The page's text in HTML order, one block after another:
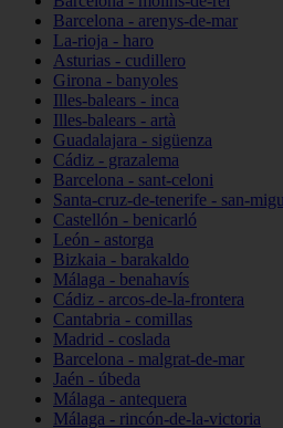
Barcelona - arenys-de-mar
La-rioja - haro
Asturias - cudillero
Girona - banyoles
Illes-balears - inca
Illes-balears - artà
Guadalajara - sigüenza
Cádiz - grazalema
Barcelona - sant-celoni
Santa-cruz-de-tenerife - san-
Castellón - benicarló
León - astorga
Bizkaia - barakaldo
Málaga - benahavís
Cádiz - arcos-de-la-frontera
Cantabria - comillas
Madrid - coslada
Barcelona - malgrat-de-mar
Jaén - úbeda
Málaga - antequera
Málaga - rincón-de-la-victoria